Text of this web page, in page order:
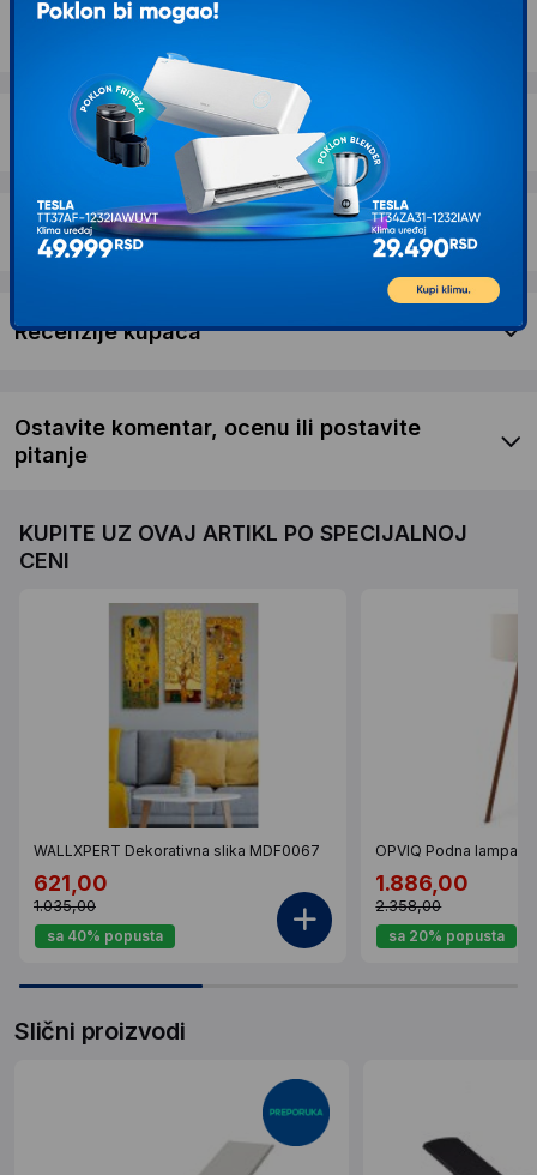
Opis proizvoda INTEX Sofa na izvlačenje
Dostava i povrat
Garancija
Recenzije kupaca
Ostavite komentar, ocenu ili postavite
pitanje
KUPITE UZ OVAJ ARTIKL PO SPECIJALNOJ
CENI
WALLXPERT Dekorativna slika MDF0067
621,00
1.035,00
sa 40% popusta
OPVIQ Podna lampa
1.886,00
2.358,00
sa 20% popusta
Slični proizvodi